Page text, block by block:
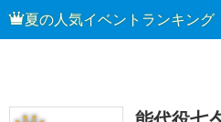
夏の人気イベントランキング